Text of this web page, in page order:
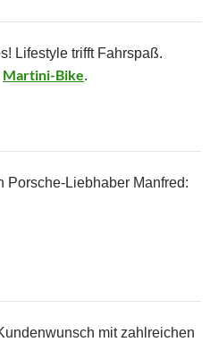
Lifestyle trifft Fahrspaß.
Martini-Bike.
Porsche-Liebhaber Manfred:
mit zahlreichen